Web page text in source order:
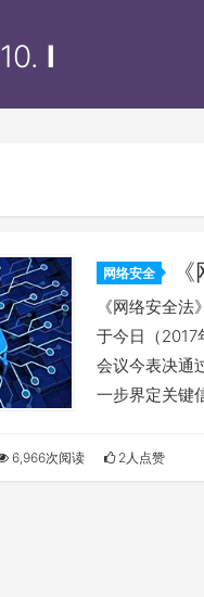
10.11
网络安全
《网络安全
于今日（2017
会议今表决通
一步界定关键
6,966次阅读 2人点赞